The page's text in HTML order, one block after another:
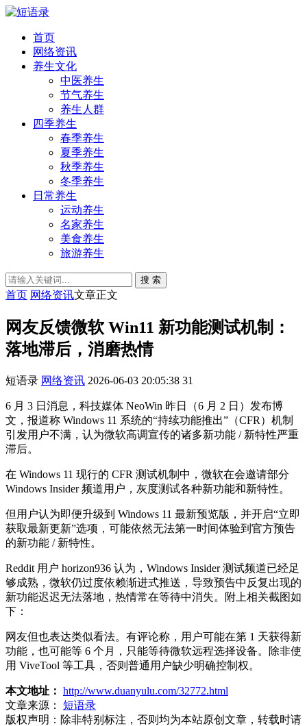
首页
网络资讯
养生文化
中医养生
节气养生
养生人群
四季养生
春季养生
夏季养生
秋季养生
冬季养生
日常养生
运动养生
名家养生
美食养生
旅游养生
搜 索
首页 网络资讯文章正文
网友反馈微软 Win11 新功能测试机制：
落地滞后，消磨热情
短语录 网络资讯 2026-06-03 20:05:38 31
6 月 3 日消息，科技媒体 NeoWin 昨日（6 月 2 日）发布博
文，报道称 Windows 11 系统的“持续功能推出”（CFR）机制
引发用户不满，认为微软高调宣传的诸多新功能 / 新特性严重
滞后。
在 Windows 11 现行的 CFR 测试机制中，微软在会邀请部分
Windows Insider 频道用户，灰度测试各种新功能和新特性。
但用户认为即便升级到 Windows 11 最新预览版，并开启“立即
获取最新更新”选项，可能依然无法第一时间体验到官方预告
的新功能 / 新特性。
Reddit 用户 horizon936 认为，Windows Insider 测试频道已经足
够成熟，微软仍过度依赖渐进式推送，导致预告中反复出现的
新功能迟迟无法落地，热情常在等待中消失。附上相关截图如
下：
网友但也表达类似看法。有评论称，用户可能在第 1 天获得新
功能，也可能等 6 个月，只能等待微软远程选择设备。除非使
用 ViveTool 等工具，否则普通用户缺少明确控制权。
本文地址： http://www.duanyulu.com/32772.html
文章来源：
短语录
版权声明： 除非特别标注，否则均为本站原创文章，转载时请